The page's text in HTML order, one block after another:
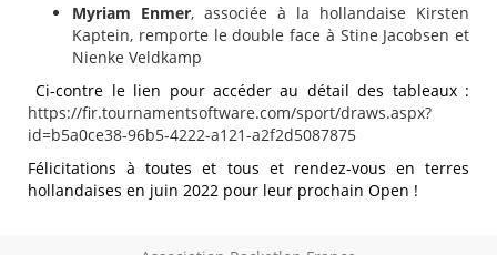
Myriam Enmer, associée à la hollandaise Kirsten
Kaptein, remporte le double face à Stine Jacobsen et
Nienke Veldkamp
Ci-contre le lien pour accéder au détail des tableaux :
https://fir.tournamentsoftware.com/sport/draws.aspx?
id=b5a0ce38-96b5-4222-a121-a2f2d5087875
Félicitations à toutes et tous et rendez-vous en terres
hollandaises en juin 2022 pour leur prochain Open !